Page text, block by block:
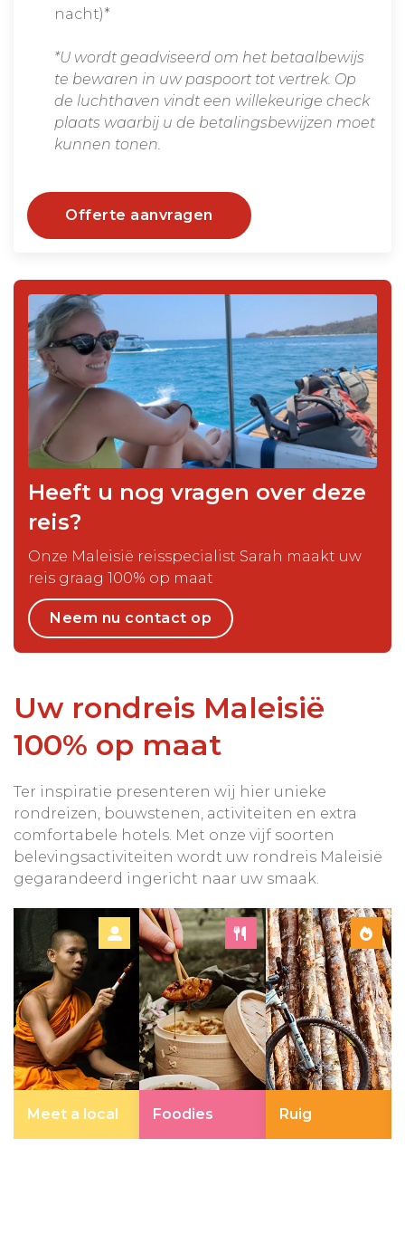
nacht)*
*U wordt geadviseerd om het betaalbewijs
te bewaren in uw paspoort tot vertrek. Op
de luchthaven vindt een willekeurige check
plaats waarbij u de betalingsbewijzen moet
kunnen tonen.
Offerte aanvragen
Heeft u nog vragen over deze
reis?
Onze Maleisië reisspecialist Sarah maakt uw
reis graag 100% op maat
Neem nu contact op
Uw rondreis Maleisië
100% op maat
Ter inspiratie presenteren wij hier unieke
rondreizen, bouwstenen, activiteiten en extra
comfortabele hotels. Met onze vijf soorten
belevingsactiviteiten wordt uw rondreis Maleisië
gegarandeerd ingericht naar uw smaak.
Meet a local Foodies Ruig